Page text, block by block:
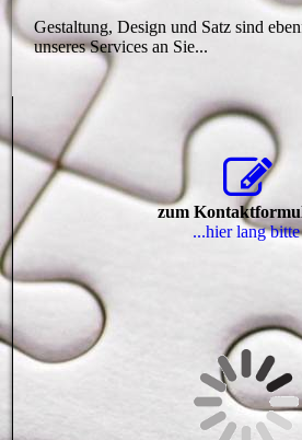
Gestaltung, Design und Satz sind
unseres Services an Sie...
zum
...hier lang bitte